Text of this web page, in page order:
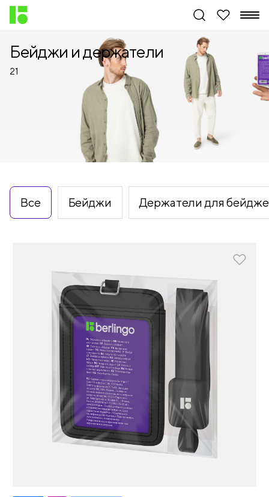
Бейджи и держатели
21
Все Бейджи Держатели для